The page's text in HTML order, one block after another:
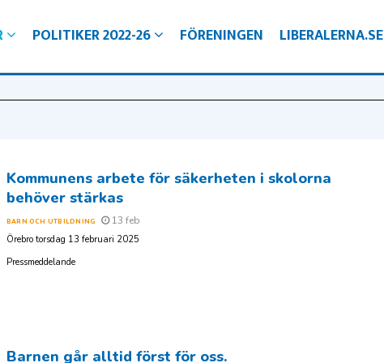
POLITIKER 2022-26 FÖRENINGEN LIBERALERNA.SE
Kommunens arbete för säkerheten i skolorna
behöver stärkas
BARN OCH UTBILDNING 13 feb
Örebro torsdag 13 februari 2025
Pressmeddelande
Barnen går alltid först för oss.